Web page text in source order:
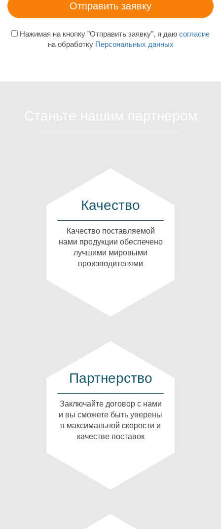
Нажимая на кнопку "Отправить заявку", я даю согласие
на обработку Персональных данных
Качество
Качество поставляемой
нами продукции обеспечено
лучшими мировыми
производителями
Партнерство
Заключайте договор с нами
и вы сможете быть уверены
в максимальной скорости и
качестве поставок